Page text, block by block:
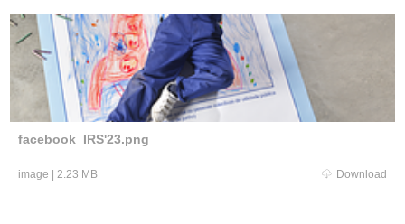
facebook_IRS'23.png
image | 2.23 MB Download